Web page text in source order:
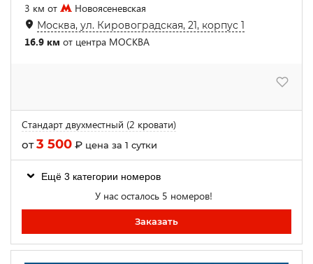
3 км от
Новоясеневская
Москва, ул. Кировоградская, 21, корпус 1
16.9 км от центра МОСКВА
Стандарт двухместный (2 кровати)
от3 500 ₽ цена за 1 сутки
Ещё 3 категории номеров
У нас осталось 5 номеров!
Заказать